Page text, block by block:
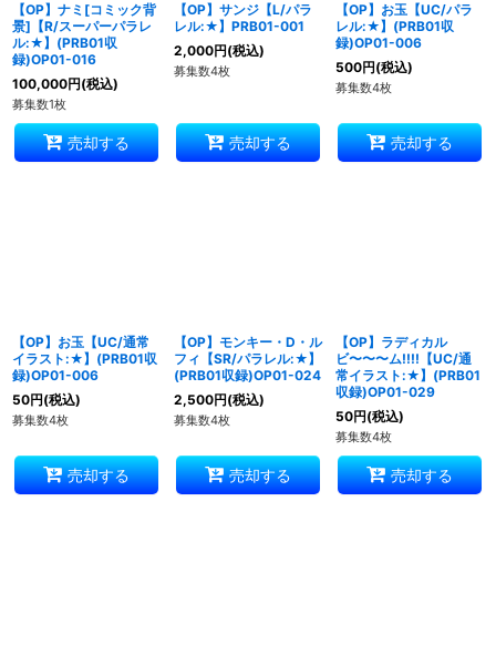
【OP】ナミ[コミック背
景]【R/スーパーパラレ
ル:★】(PRB01収
録)OP01-016
100,000円(税込)
募集数1枚
売却する
【OP】サンジ【L/パラ
レル:★】PRB01-001
2,000円(税込)
募集数4枚
売却する
【OP】お玉【UC/パラ
レル:★】(PRB01収
録)OP01-006
500円(税込)
募集数4枚
売却する
【OP】お玉【UC/通常
イラスト:★】(PRB01収
録)OP01-006
50円(税込)
募集数4枚
売却する
【OP】モンキー・D・ル
フィ【SR/パラレル:★】
(PRB01収録)OP01-024
2,500円(税込)
募集数4枚
売却する
【OP】ラディカル
ビ〜〜〜ム!!!!【UC/通
常イラスト:★】(PRB01
収録)OP01-029
50円(税込)
募集数4枚
売却する